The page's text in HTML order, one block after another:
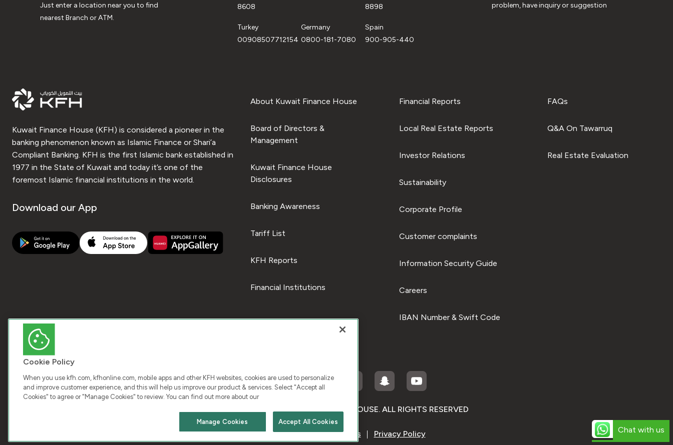
Chat with us
Just enter a location near you to find
nearest Branch or ATM.
8608
8898
Turkey
00908507712154
Germany
0800-181-7080
Spain
900-905-440
problem, have inquiry or suggestion
Kuwait Finance House (KFH) is considered a pioneer in the
banking phenomenon known as Islamic Finance or Shari’a
Compliant Banking. KFH is the first Islamic bank established in
1977 in the State of Kuwait and today it’s one of the
foremost Islamic financial institutions in the world.
Download our App
About Kuwait Finance House
Board of Directors &
Management
Kuwait Finance House
Disclosures
Banking Awareness
Tariff List
KFH Reports
Financial Institutions
Financial Reports
Local Real Estate Reports
Investor Relations
Sustainability
Corporate Profile
Customer complaints
Information Security Guide
Careers
IBAN Number & Swift Code
FAQs
Q&A On Tawarruq
Real Estate Evaluation
COPYRIGHT © 2026 KUWAIT FINANCE HOUSE. ALL RIGHTS RESERVED
Terms & Condition Cookies Privacy Policy
Cookie Policy
When you use kfh.com, kfhonline.com, mobile apps and other KFH websites, cookies are used to personalize
and improve customer experience, and this will help us improve our product & services. Select "Accept all
Cookies" to agree or "Manage Cookies" to review. You can find out more about our
Accept All Cookies
Manage Cookies